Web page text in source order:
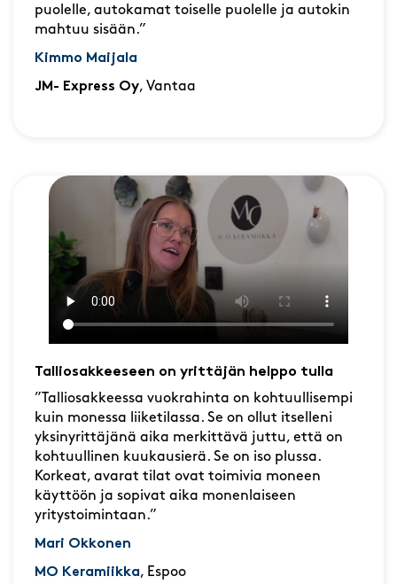
puolelle, autokamat toiselle puolelle ja autokin
mahtuu sisään.”
Kimmo Maijala
JM- Express Oy, Vantaa
Talliosakkeeseen on yrittäjän helppo tulla
”Talliosakkeessa vuokrahinta on kohtuullisempi
kuin monessa liiketilassa. Se on ollut itselleni
yksinyrittäjänä aika merkittävä juttu, että on
kohtuullinen kuukausierä. Se on iso plussa.
Korkeat, avarat tilat ovat toimivia moneen
käyttöön ja sopivat aika monenlaiseen
yritystoimintaan.”
Mari Okkonen
MO Keramiikka, Espoo